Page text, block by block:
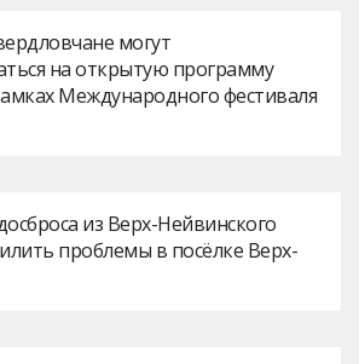
могут
на открытую программу
Международного фестиваля
из Верх-Нейвинского
проблемы в посёлке Верх-